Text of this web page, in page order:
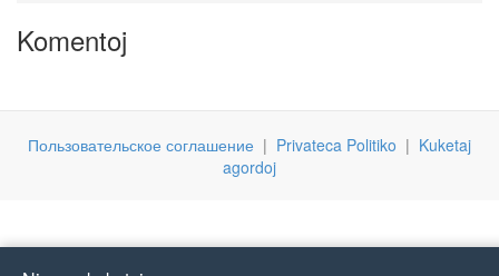
Komentoj
Пользовательское соглашение | Privateca Politiko | Kuketaj
agordoj